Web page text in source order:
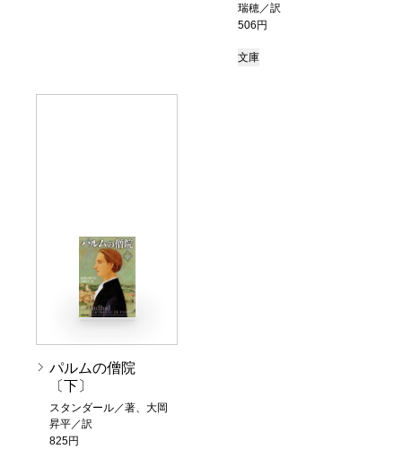
瑞穂／訳
506円
文庫
パルムの僧院
〔下〕
スタンダール／著、大岡
昇平／訳
825円